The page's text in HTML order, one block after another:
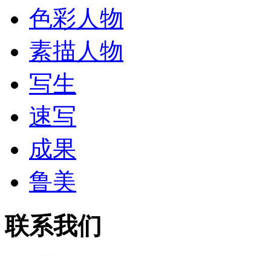
色彩人物
素描人物
写生
速写
成果
鲁美
联系我们